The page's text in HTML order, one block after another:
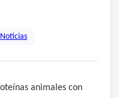
Noticias
animales con